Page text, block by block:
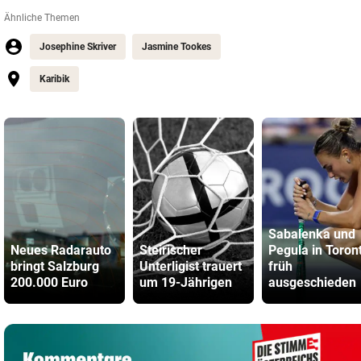
Ähnliche Themen
Josephine Skriver Jasmine Tookes
Karibik
Neues Radarauto
bringt Salzburg
200.000 Euro
Steirischer
Unterligist trauert
um 19-Jährigen
Sabalenka und
Pegula in
früh
ausgeschieden